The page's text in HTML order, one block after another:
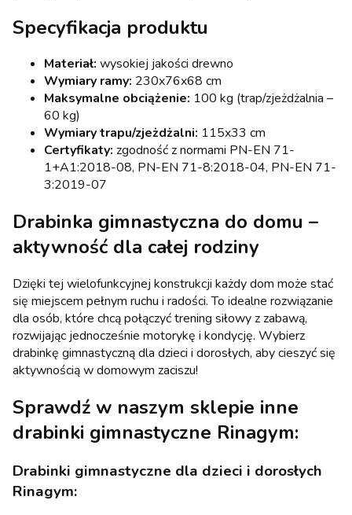
Specyfikacja produktu
Materiał: wysokiej jakości drewno
Wymiary ramy: 230x76x68 cm
Maksymalne obciążenie: 100 kg (trap/zjeżdżalnia –
60 kg)
Wymiary trapu/zjeżdżalni: 115x33 cm
Certyfikaty: zgodność z normami PN-EN 71-
1+A1:2018-08, PN-EN 71-8:2018-04, PN-EN 71-
3:2019-07
Drabinka gimnastyczna do domu –
aktywność dla całej rodziny
Dzięki tej wielofunkcyjnej konstrukcji każdy dom może stać
się miejscem pełnym ruchu i radości. To idealne rozwiązanie
dla osób, które chcą połączyć trening siłowy z zabawą,
rozwijając jednocześnie motorykę i kondycję. Wybierz
drabinkę gimnastyczną dla dzieci i dorosłych, aby cieszyć się
aktywnością w domowym zaciszu!
Sprawdź w naszym sklepie inne
drabinki gimnastyczne Rinagym:
Drabinki gimnastyczne dla dzieci i dorosłych
Rinagym: